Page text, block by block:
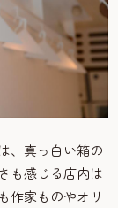
、真っ白い箱の
も感じる店内は
作家ものやオリ